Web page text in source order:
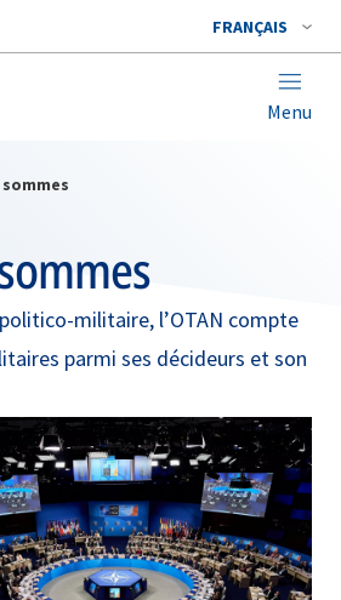
FRANÇAIS
Menu
militaire, l’OTAN compte
parmi ses décideurs et son